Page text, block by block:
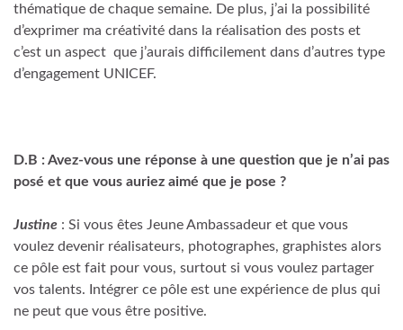
thématique de chaque semaine. De plus, j’ai la possibilité
d’exprimer ma créativité dans la réalisation des posts et
c’est un aspect que j’aurais difficilement dans d’autres type
d’engagement UNICEF.
D.B : Avez-vous une réponse à une question que je n’ai pas
posé et que vous auriez aimé que je pose ?
Justine : Si vous êtes Jeune Ambassadeur et que vous
voulez devenir réalisateurs, photographes, graphistes alors
ce pôle est fait pour vous, surtout si vous voulez partager
vos talents. Intégrer ce pôle est une expérience de plus qui
ne peut que vous être positive.